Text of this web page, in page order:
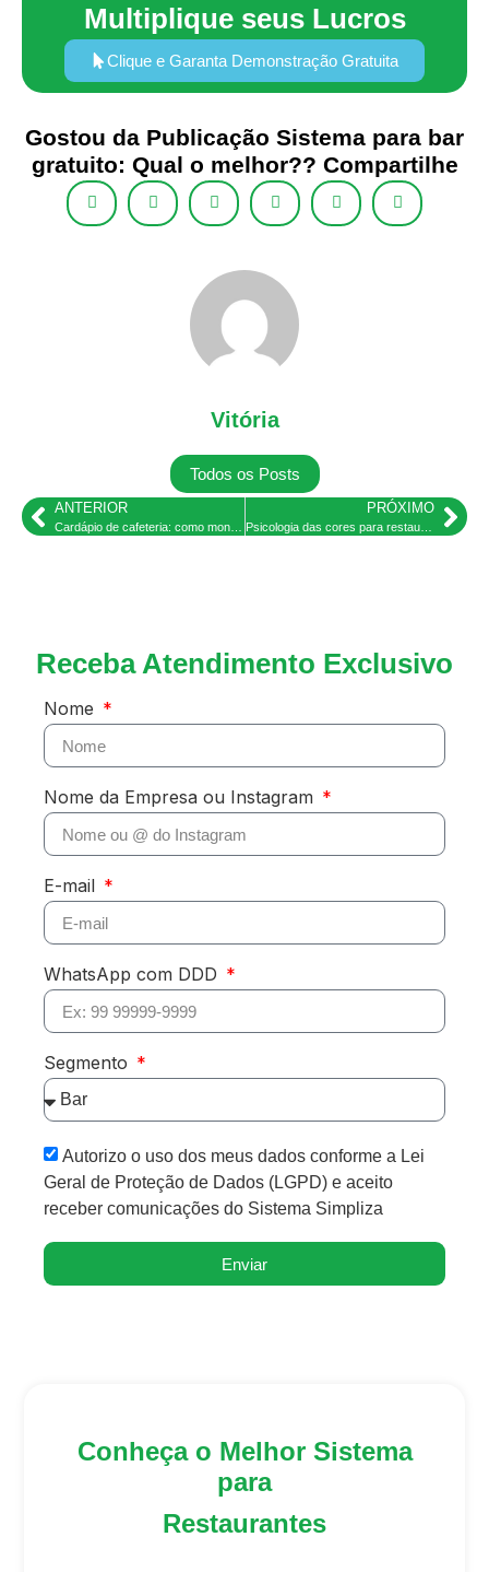
Multiplique seus Lucros
Clique e Garanta Demonstração Gratuita
Gostou da Publicação Sistema para bar
gratuito: Qual o melhor?? Compartilhe
Vitória
Todos os Posts
ANTERIOR PRÓXIMO
Psicologia das cores para restaurante
Receba Atendimento Exclusivo
Nome
Nome da Empresa ou Instagram
E-mail
WhatsApp com DDD
Segmento
Autorizo o uso dos meus dados conforme a Lei
Geral de Proteção de Dados (LGPD) e aceito
receber comunicações do Sistema Simpliza
Enviar
Conheça o Melhor Sistema
para
Restaurantes